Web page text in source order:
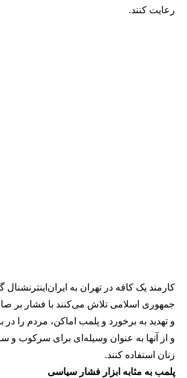
رعایت کنند.
کارمند یک کافه در تهران به
جمهوری اسلامی تلاش می‌کنند با فشار بر
و تهدید به برخورد و پلمب اماکن، مردم را در
و از آنها به عنوان وسیله‌ای برای سرکوب و
زنان استفاده کنند.
پلمب به مثابه ابزار فشار سیاسی